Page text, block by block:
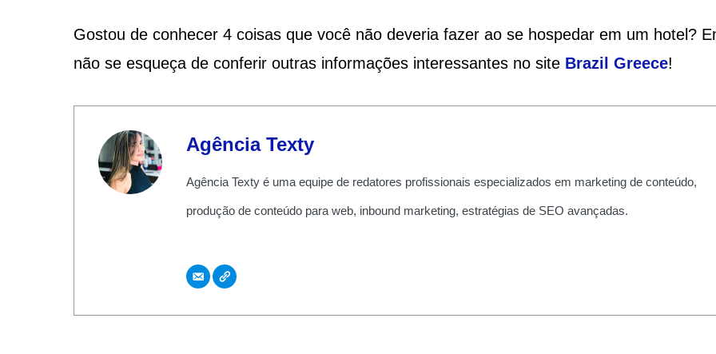
Gostou de conhecer 4 coisas que você não deveria fazer ao se hospedar em um hotel?
não se esqueça de conferir outras informações interessantes no site Brazil Greece!
Agência Texty
Agência Texty é uma equipe de redatores profissionais especializados em marketing de conteúdo,
produção de conteúdo para web, inbound marketing, estratégias de SEO avançadas.